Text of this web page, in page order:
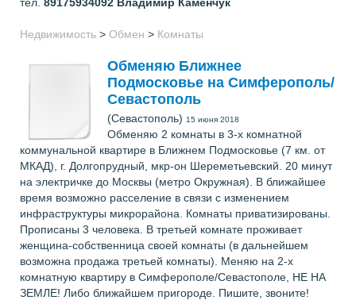
Недвижимость > Обмен > Комнаты
Обменяю Ближнее
Подмосковье на Симферополь/
Севастополь
(Севастополь) 15 июня 2018
Обменяю 2 комнаты в 3-х комнатной
коммунальной квартире в Ближнем Подмосковье (7 км. от
МКАД), г. Долгопрудный, мкр-он Шереметьевский. 20 минут
на электричке до Москвы (метро Окружная). В ближайшее
время возможно расселение в связи с изменением
инфраструктуры микрорайона. Комнаты приватизированы.
Прописаны 3 человека. В третьей комнате проживает
женщина-собственница своей комнаты (в дальнейшем
возможна продажа третьей комнаты). Меняю на 2-х
комнатную квартиру в Симферополе/Севастополе, НЕ НА
ЗЕМЛЕ! Либо ближайшем пригороде. Пишите, звоните!